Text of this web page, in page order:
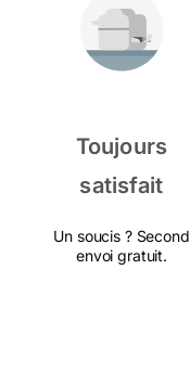
Toujours
satisfait
Un soucis ? Second
envoi gratuit.